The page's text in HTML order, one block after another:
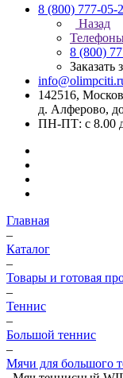
8 (800) 777-05-
Назад
8 (800)
Заказать
142516,
д. Алферово,
ПН-ПТ: с 8.00
Главная
–
Каталог
–
Товары и готовая
–
Теннис
–
Большой теннис
–
Мячи для большого